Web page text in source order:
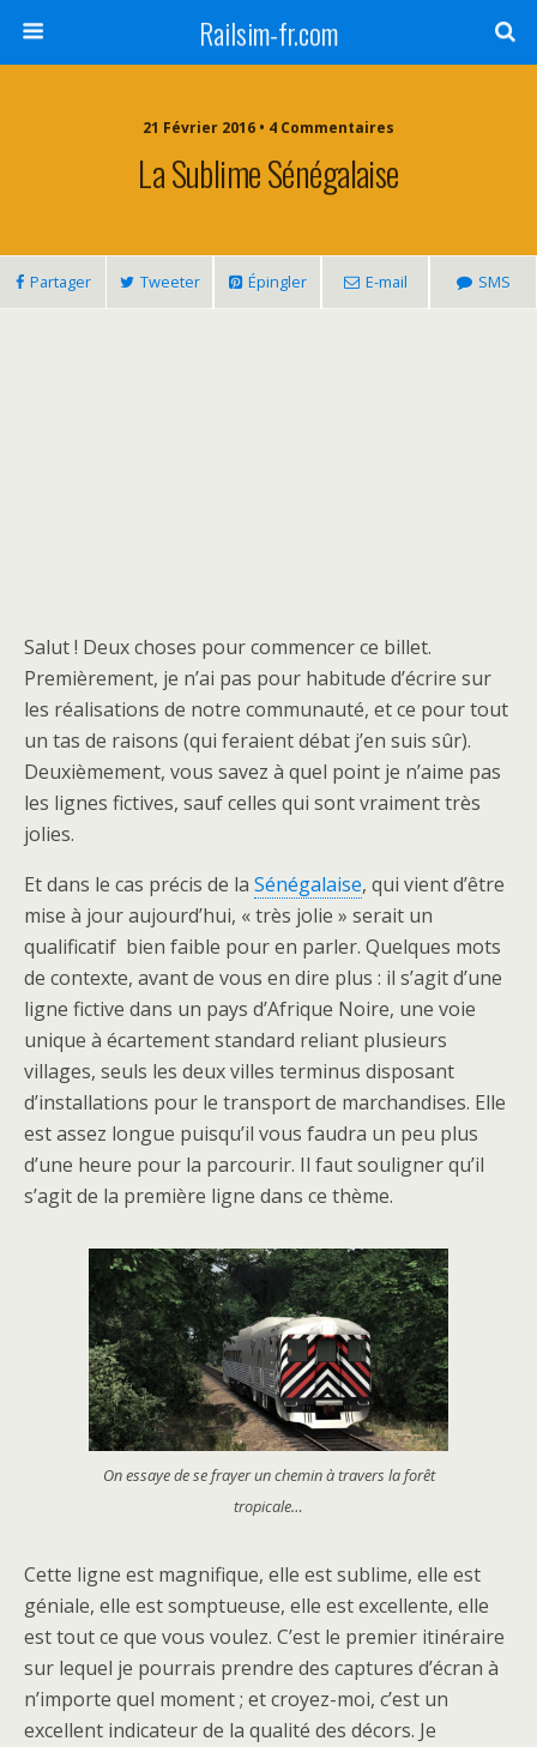
Railsim-fr.com
21 Février 2016 • 4 Commentaires
La Sublime Sénégalaise
Partager Tweeter Épingler E-mail SMS
Salut ! Deux choses pour commencer ce billet.
Premièrement, je n’ai pas pour habitude d’écrire sur
les réalisations de notre communauté, et ce pour tout
un tas de raisons (qui feraient débat j’en suis sûr).
Deuxièmement, vous savez à quel point je n’aime pas
les lignes fictives, sauf celles qui sont vraiment très
jolies.
Et dans le cas précis de la Sénégalaise, qui vient d’être
mise à jour aujourd’hui, « très jolie » serait un
qualificatif bien faible pour en parler. Quelques mots
de contexte, avant de vous en dire plus : il s’agit d’une
ligne fictive dans un pays d’Afrique Noire, une voie
unique à écartement standard reliant plusieurs
villages, seuls les deux villes terminus disposant
d’installations pour le transport de marchandises. Elle
est assez longue puisqu’il vous faudra un peu plus
d’une heure pour la parcourir. Il faut souligner qu’il
s’agit de la première ligne dans ce thème.
On essaye de se frayer un chemin à travers la forêt
tropicale…
Cette ligne est magnifique, elle est sublime, elle est
géniale, elle est somptueuse, elle est excellente, elle
est tout ce que vous voulez. C’est le premier itinéraire
sur lequel je pourrais prendre des captures d’écran à
n’importe quel moment ; et croyez-moi, c’est un
excellent indicateur de la qualité des décors. Je